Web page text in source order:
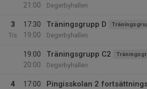
21:00
Degerbyhallen
3
Tis
17:30
19:00
Träningsgrupp D
Degerbyhallen
19:00
20:00
Träningsgrupp C2
Degerbyhallen
4
17:00
Pingisskolan 2